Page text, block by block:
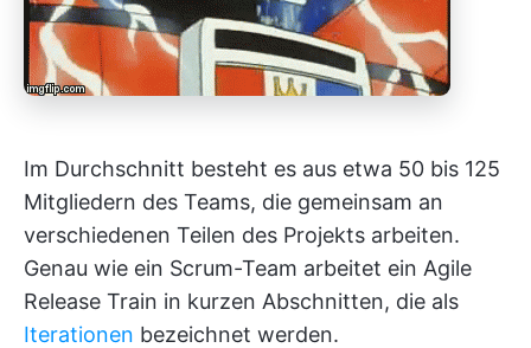
Im Durchschnitt besteht es aus etwa 50 bis 125
Mitgliedern des Teams, die gemeinsam an
verschiedenen Teilen des Projekts arbeiten.
Genau wie ein Scrum-Team arbeitet ein Agile
Release Train in kurzen Abschnitten, die als
Iterationen bezeichnet werden.